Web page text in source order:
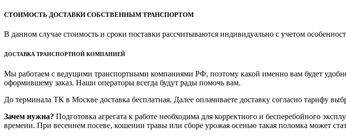
СТОИМОСТЬ ДОСТАВКИ СОБСТВЕННЫМ ТРАНСПОРТОМ
В данном случае стоимость и сроки поставки рассчитываются индивидуально с учетом
ДОСТАВКА ТРАНСПОРТНОЙ КОМПАНИЕЙ
Мы работаем с ведущими транспортными компаниями РФ, поэтому какой именно вам будет
оформившему заказ. Наши операторы всегда будут рады помочь вам.
До терминала ТК в Москве доставка бесплатная. Далее оплачиваете доставку согласно тарифу
Зачем нужна? Подготовка агрегата к работе необходима для корректного и бесперебойного
времени. При весеннем посеве, кошении травы или сборе урожая осенью такая поломка может